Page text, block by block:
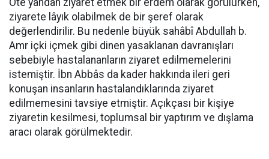
Öte yandan ziyaret etmek bir erdem olarak görülürken,
ziyarete lâyık olabilmek de bir şeref olarak
değerlendirilir. Bu nedenle büyük sahâbî Abdullah b.
Amr içki içmek gibi dinen yasaklanan davranışları
sebebiyle hastalananların ziyaret edilmemelerini
istemiştir. İbn Abbâs da kader hakkında ileri geri
konuşan insanların hastalandıklarında ziyaret
edilmemesini tavsiye etmiştir. Açıkçası bir kişiye
ziyaretin kesilmesi, toplumsal bir yaptırım ve dışlama
aracı olarak görülmektedir.